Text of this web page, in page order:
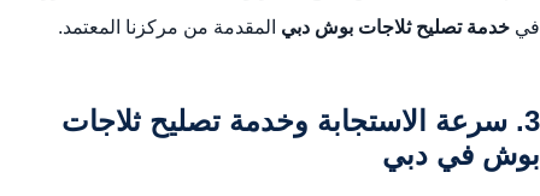
في خدمة تصليح ثلاجات بوش دبي المقدمة من مركزنا المعتمد.
3. سرعة الاستجابة وخدمة تصليح ثلاجات
بوش في دبي